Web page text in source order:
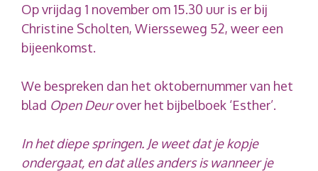
Op vrijdag 1 november om 15.30 uur is er bij
Christine Scholten, Wiersseweg 52, weer een
bijeenkomst.
We bespreken dan het oktobernummer van het
blad Open Deurover het bijbelboek ‘Esther’.
In het diepe springen. Je weet dat je kopje
ondergaat, en dat alles anders is wanneer je